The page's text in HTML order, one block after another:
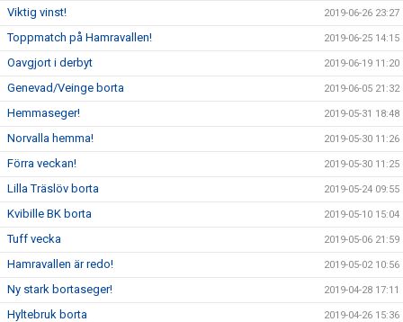
Viktig vinst! 2019-06-26 23:27
Toppmatch på Hamravallen! 2019-06-25 14:15
Oavgjort i derbyt 2019-06-19 11:20
Genevad/Veinge borta 2019-06-05 21:32
Hemmaseger! 2019-05-31 18:48
Norvalla hemma! 2019-05-30 11:26
Förra veckan! 2019-05-30 11:25
Lilla Träslöv borta 2019-05-24 09:55
Kvibille BK borta 2019-05-10 15:04
Tuff vecka 2019-05-06 21:59
Hamravallen är redo! 2019-05-02 10:56
Ny stark bortaseger! 2019-04-28 17:11
Hyltebruk borta 2019-04-26 15:36